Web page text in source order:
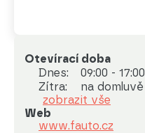
Otevírací doba
Dnes:
09:00 - 17:00
Zítra:
na domluvě
zobrazit vše
Web
www.fauto.cz